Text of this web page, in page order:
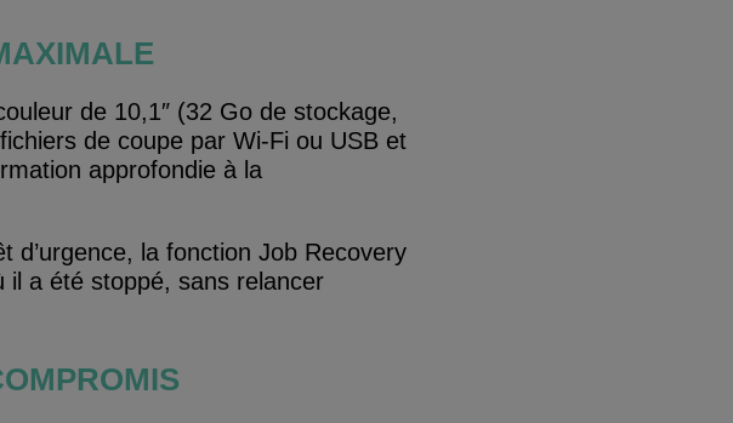
de 10,1″ (32 Go de stockage,
de coupe par Wi-Fi ou USB et
approfondie à la
d’urgence, la fonction Job Recovery
a été stoppé, sans relancer